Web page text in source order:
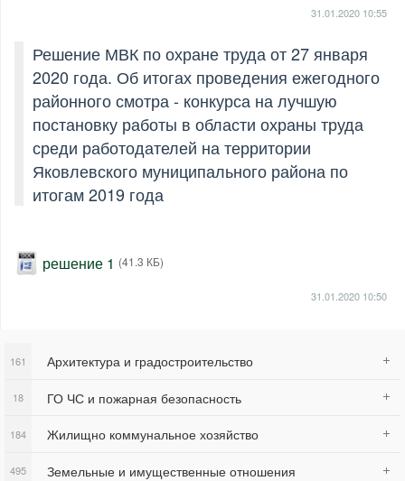
31.01.2020 10:55
Решение МВК по охране труда от 27 января
2020 года. Об итогах проведения ежегодного
районного смотра - конкурса на лучшую
постановку работы в области охраны труда
среди работодателей на территории
Яковлевского муниципального района по
итогам 2019 года
решение 1 (41.3 КБ)
31.01.2020 10:50
Архитектура и градостроительство
161
ГО ЧС и пожарная безопасность
18
Жилищно коммунальное хозяйство
184
Земельные и имущественные отношения
495